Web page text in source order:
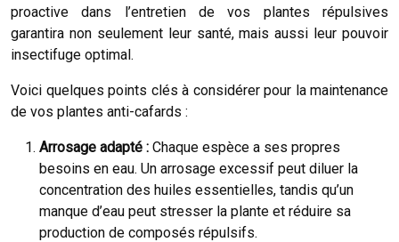
proactive dans l’entretien de vos plantes répulsives
garantira non seulement leur santé, mais aussi leur pouvoir
insectifuge optimal.
Voici quelques points clés à considérer pour la maintenance
de vos plantes anti-cafards :
Arrosage adapté : Chaque espèce a ses propres
besoins en eau. Un arrosage excessif peut diluer la
concentration des huiles essentielles, tandis qu’un
manque d’eau peut stresser la plante et réduire sa
production de composés répulsifs.